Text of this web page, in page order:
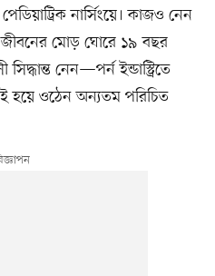
নার্সিংয়ে। কাজও নেন
জীবনের মোড় ঘোরে ১৯ বছর
নেন—পর্ন ইন্ডাস্ট্রিতে
হয়ে ওঠেন অন্যতম পরিচিত